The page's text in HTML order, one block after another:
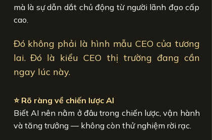
mà là sự dẫn dắt chủ động từ người lãnh đạo cấp
cao.
Đó không phải là hình mẫu CEO của tương
lai. Đó là kiểu CEO thị trường đang cần
ngay lúc này.
⭐ Rõ ràng về chiến lược AI
Biết AI nên nằm ở đâu trong chiến lược, vận hành
và tăng trưởng — không còn thử nghiệm rời rạc.